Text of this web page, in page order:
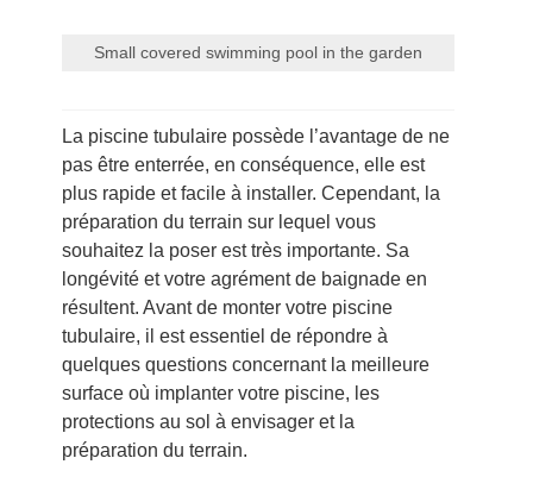
Small covered swimming pool in the garden
La piscine tubulaire possède l’avantage de ne
pas être enterrée, en conséquence, elle est
plus rapide et facile à installer. Cependant, la
préparation du terrain sur lequel vous
souhaitez la poser est très importante. Sa
longévité et votre agrément de baignade en
résultent. Avant de monter votre piscine
tubulaire, il est essentiel de répondre à
quelques questions concernant la meilleure
surface où implanter votre piscine, les
protections au sol à envisager et la
préparation du terrain.